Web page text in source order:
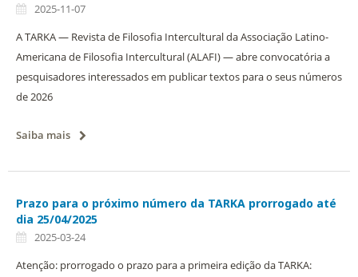
2025-11-07
A TARKA — Revista de Filosofia Intercultural da Associação Latino-
Americana de Filosofia Intercultural (ALAFI) — abre convocatória a
pesquisadores interessados em publicar textos para o seus números
de 2026
Saiba mais
Prazo para o próximo número da TARKA prorrogado até
dia 25/04/2025
2025-03-24
Atenção: prorrogado o prazo para a primeira edição da TARKA: